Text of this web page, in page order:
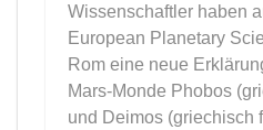
Wissenschaftler haben
European Planetary
Rom eine neue
Mars-Monde Phobos
und Deimos (griechisch